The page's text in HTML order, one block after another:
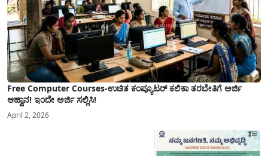
Free Computer Courses-ಉಚಿತ ಕಂಪ್ಯೂಟರ್ ಕಲಿಕಾ ತರಬೇತಿಗೆ ಅರ್ಜಿ
ಆಹ್ವಾನ! ಇಂದೇ ಅರ್ಜಿ ಸಲ್ಲಿಸಿ!
April 2, 2026